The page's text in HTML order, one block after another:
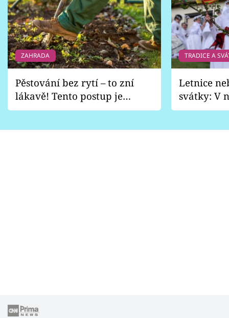
ZAHRADA
Pěstování bez rytí – to zní
lákavě! Tento postup je
vhodný jen pro některé
TRADICE A
Letnice
svátky: V
pondělí